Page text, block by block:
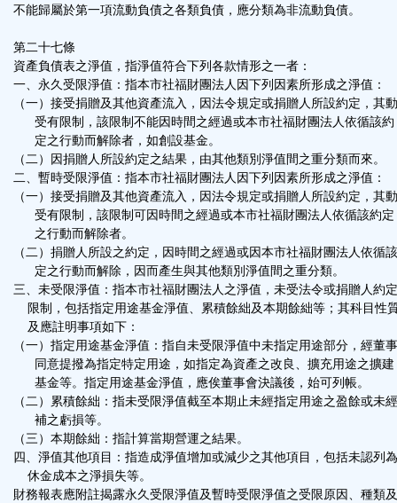
不能歸屬於第一項流動負債之各類負債，應分類為非流動負債。
第二十七條
資產負債表之淨值，指淨值符合下列各款情形之一者：
一、永久受限淨值：指本市社福財團法人因下列因素所形成之淨值：
（一）接受捐贈及其他資產流入，因法令規定或捐贈人所設約定，其
受有限制，該限制不能因時間之經過或本市社福財團法人依循該約
定之行動而解除者，如創設基金。
（二）因捐贈人所設約定之結果，由其他類別淨值間之重分類而來。
二、暫時受限淨值：指本市社福財團法人因下列因素所形成之淨值：
（一）接受捐贈及其他資產流入，因法令規定或捐贈人所設約定，其
受有限制，該限制可因時間之經過或本市社福財團法人依循該約定
之行動而解除者。
（二）捐贈人所設之約定，因時間之經過或因本市社福財團法人依循
定之行動而解除，因而產生與其他類別淨值間之重分類。
三、未受限淨值：指本市社福財團法人之淨值，未受法令或捐贈人約
限制，包括指定用途基金淨值、累積餘絀及本期餘絀等；其科目性
及應註明事項如下：
（一）指定用途基金淨值：指自未受限淨值中未指定用途部分，經董
同意提撥為指定特定用途，如指定為資產之改良、擴充用途之擴建
基金等。指定用途基金淨值，應俟董事會決議後，始可列帳。
（二）累積餘絀：指未受限淨值截至本期止未經指定用途之盈餘或未
補之虧損等。
（三）本期餘絀：指計算當期營運之結果。
四、淨值其他項目：指造成淨值增加或減少之其他項目，包括未認列
休金成本之淨損失等。
財務報表應附註揭露永久受限淨值及暫時受限淨值之受限原因、種類